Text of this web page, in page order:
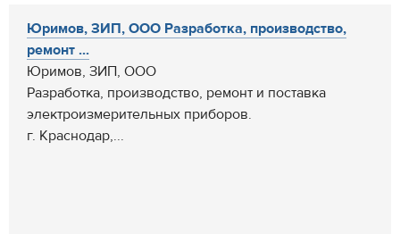
Юримов, ЗИП, ООО Разработка, производство,
ремонт ...
Юримов, ЗИП, ООО
Разработка, производство, ремонт и поставка
электроизмерительных приборов.
г. Краснодар,...